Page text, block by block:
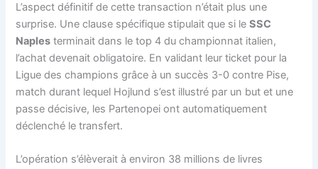
L’aspect définitif de cette transaction n’était plus une
surprise. Une clause spécifique stipulait que si leSSC
Naples terminait dans le top 4 du championnat italien,
l’achat devenait obligatoire. En validant leur ticket pour la
Ligue des champions grâce à un succès 3-0 contre Pise,
match durant lequel Hojlund s’est illustré par un but et une
passe décisive, les Partenopei ont automatiquement
déclenché le transfert.
L’opération s’élèverait à environ 38 millions de livres